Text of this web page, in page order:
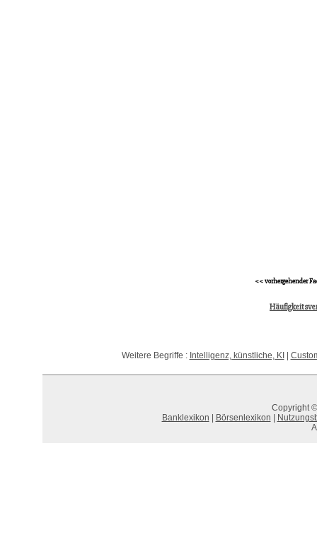
<< vorhergehender
Weitere Begriffe : Intelligenz, künstliche, KI
Copyright
Banklexikon
Börsenlexikon